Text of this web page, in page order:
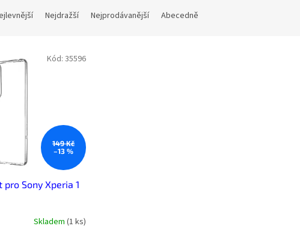
Nejdražší Nejprodávanější Abecedně
149 Kč
–13 %
pro Sony Xperia 1
Skladem (1 ks)
Kód: 35596